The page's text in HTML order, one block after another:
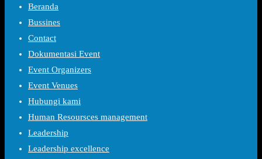
Beranda
Bussines
Contact
Dokumentasi Event
Event Organizers
Event Venues
Hubungi kami
Human Resoursces management
Leadership
Leadership excellence